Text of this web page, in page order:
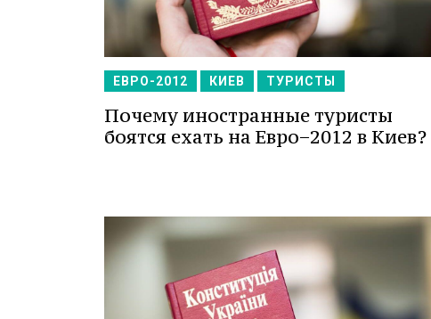
ЕВРО-2012 КИЕВ ТУРИСТЫ
Почему иностранные туристы
боятся ехать на Евро−2012 в Киев?